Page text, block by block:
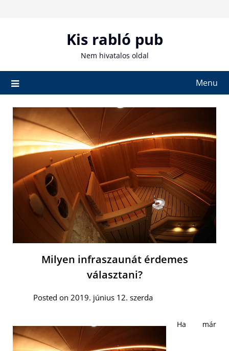
Kis rabló pub
Nem hivatalos oldal
Menu
Milyen infraszaunát érdemes
választani?
Posted on 2019. június 12. szerda
Ha már